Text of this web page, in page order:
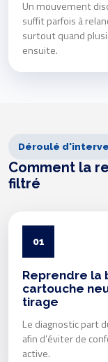
Un mouvement
suffit parfois à
surtout quand
ensuite.
Déroulé
Comment la
filtré
01
Reprendre la
cartouche
tirage
Le diagnostic part
afin d’éviter de
active.